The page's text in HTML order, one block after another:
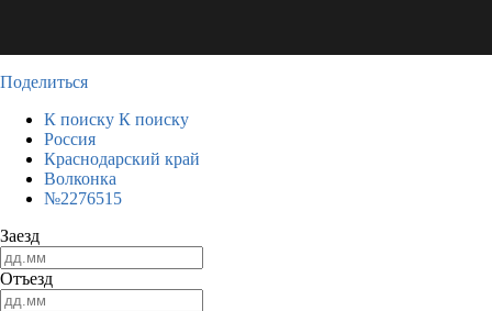
Поделиться
К поиску К поиску
Россия
Краснодарский край
Волконка
№2276515
Заезд
Отъезд